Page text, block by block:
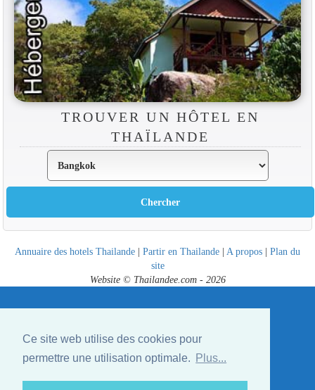
Ce site web utilise des cookies pour
permettre une utilisation optimale.
Plus...
TROUVER UN HÔTEL EN
THAÏLANDE
Annuaire des hotels Thailande | Partir en Thailande | A propos | Plan du
site
Website © Thailandee.com - 2026